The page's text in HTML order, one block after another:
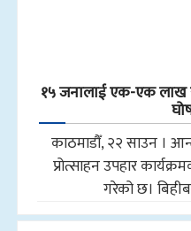
१५ जनालाई एक-एक लाख
काठमाडौँ, २२ साउन ।
प्रोत्साहन उपहार
गरेको छ।